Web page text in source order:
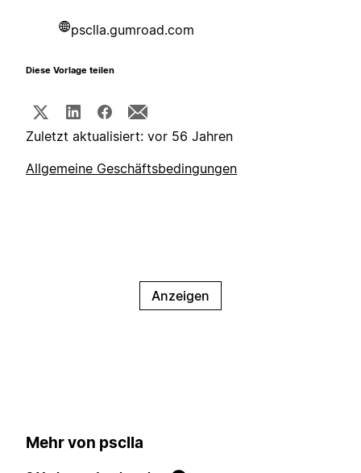
psclla.gumroad.com
Diese Vorlage teilen
Zuletzt aktualisiert: vor 56 Jahren
Allgemeine Geschäftsbedingungen
Anzeigen
Mehr von psclla